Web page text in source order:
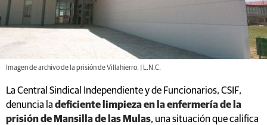
Imagen de archivo de la prisión de Villahierro. | L.N.C.
La Central Sindical Independiente y de Funcionarios, CSIF,
denuncia la deficiente limpieza en la enfermería de la
prisión de Mansilla de las Mulas, una situación que califica